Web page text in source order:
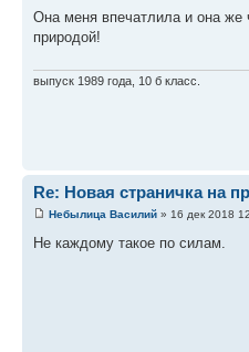
Она меня впечатлила и она же
природой!
выпуск 1989 года, 10 б класс.
Re: Новая страничка на
Небылица Василий » 16 дек 2018
Не каждому такое по силам.